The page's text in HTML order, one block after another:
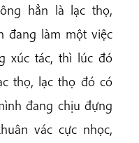
hẳn là lạc thọ,
đang làm một việc
xúc tác, thì lúc đó
thọ, lạc thọ đó có
đang chịu đựng
vác cực nhọc,